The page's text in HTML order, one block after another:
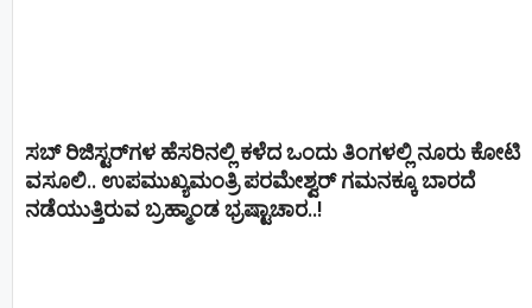
ಸಬ್ ರಿಜಿಸ್ಟರ್​ಗಳ ಹೆಸರಿನಲ್ಲಿ ಕಳೆದ ಒಂದು ತಿಂಗಳಲ್ಲಿ ನೂರು ಕೋಟಿ
ವಸೂಲಿ.. ಉಪಮುಖ್ಯಮಂತ್ರಿ ಪರಮೇಶ್ವರ್​ ಗಮನಕ್ಕೂ ಬಾರದೆ
ನಡೆಯುತ್ತಿರುವ ಬ್ರಹ್ಮಾಂಡ ಭ್ರಷ್ಟಾಚಾರ..!